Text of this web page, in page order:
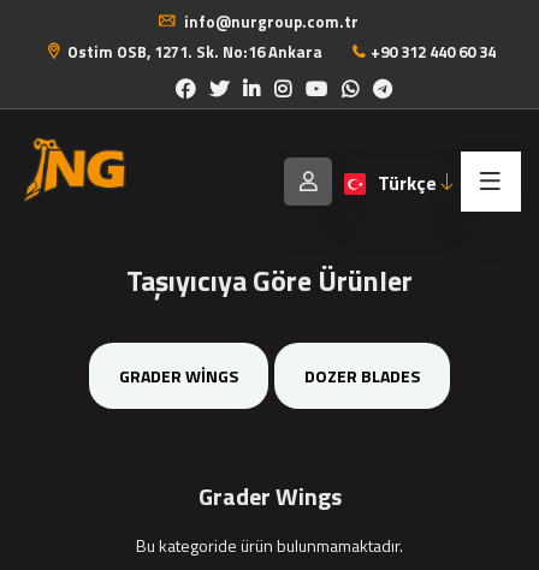
info@nurgroup.com.tr
Ostim OSB, 1271. Sk. No:16 Ankara
+90 312 440 60 34
Türkçe
Taşıyıcıya Göre Ürünler
GRADER WINGS DOZER BLADES
Grader Wings
Bu kategoride ürün bulunmamaktadır.